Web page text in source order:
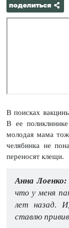
поделиться
В поисках
В ее
молодая мама
челябинка не
переносят клещи.
Анна Лоенко:
что у меня
лет назад.
ставлю